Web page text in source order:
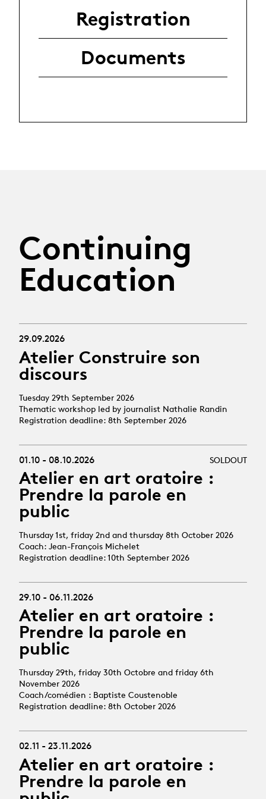
Registration
Documents
Continuing
Education
29.09.2026
Atelier Construire son
discours
Tuesday 29th September 2026
Thematic workshop led by journalist Nathalie Randin
Registration deadline: 8th September 2026
SOLDOUT
01.10 - 08.10.2026
Atelier en art oratoire :
Prendre la parole en
public
Thursday 1st, friday 2nd and thursday 8th October 2026
Coach: Jean-François Michelet
Registration deadline: 10th September 2026
29.10 - 06.11.2026
Atelier en art oratoire :
Prendre la parole en
public
Thursday 29th, friday 30th Octobre and friday 6th
November 2026
Coach/comédien : Baptiste Coustenoble
Registration deadline: 8th October 2026
02.11 - 23.11.2026
Atelier en art oratoire :
Prendre la parole en